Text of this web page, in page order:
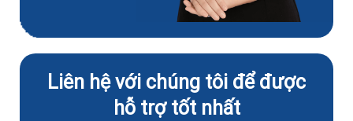
Liên hệ với chúng tôi để được
hỗ trợ tốt nhất